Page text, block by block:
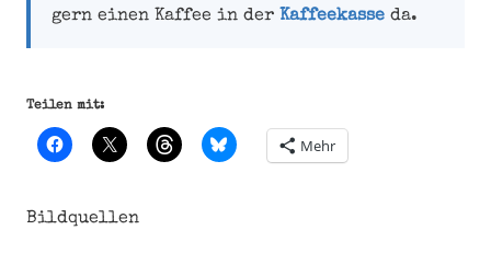
gern einen Kaffee in der Kaffeekasseda.
Teilen mit:
Mehr
Bildquellen